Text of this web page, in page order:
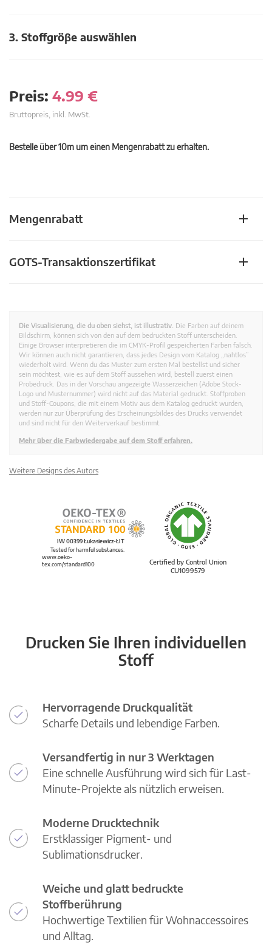
3. Stoffgröβe auswählen
Preis: 4.99 €
Bruttopreis, inkl. MwSt.
Bestelle über 10m um einen Mengenrabatt zu erhalten.
Mengenrabatt
GOTS-Transaktionszertifikat
Die Visualisierung, die du oben siehst, ist illustrativ. Die Farben auf deinem
Bildschirm, können sich von den auf dem bedruckten Stoff unterscheiden.
Einige Browser interpretieren die im CMYK-Profil gespeicherten Farben falsch.
Wir können auch nicht garantieren, dass jedes Design vom Katalog „nahtlos”
wiederholt wird. Wenn du das Muster zum ersten Mal bestellst und sicher
sein möchtest, wie es auf dem Stoff aussehen wird, bestell zuerst einen
Probedruck. Das in der Vorschau angezeigte Wasserzeichen (Adobe Stock-
Logo und Musternummer) wird nicht auf das Material gedruckt. Stoffproben
und Stoff-Coupons, die mit einem Motiv aus dem Katalog gedruckt wurden,
werden nur zur Überprüfung des Erscheinungsbildes des Drucks verwendet
und sind nicht für den Weiterverkauf bestimmt.
Mehr über die Farbwiedergabe auf dem Stoff erfahren.
Weitere Designs des Autors
Certified by Control Union
CU1099579
IW 00399 Łukasiewicz-ŁIT
Tested for harmful substances.
www.oeko-
tex.com/standard100
Drucken Sie Ihren individuellen
Stoff
Hervorragende Druckqualität
Scharfe Details und lebendige Farben.
Versandfertig in nur 3 Werktagen
Eine schnelle Ausführung wird sich für Last-
Minute-Projekte als nützlich erweisen.
Moderne Drucktechnik
Erstklassiger Pigment- und
Sublimationsdrucker.
Weiche und glatt bedruckte
Stoffberührung
Hochwertige Textilien für Wohnaccessoires
und Alltag.